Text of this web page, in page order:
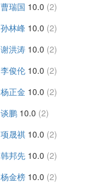
曹瑞国 10.0 (2)
孙林峰 10.0 (2)
谢洪涛 10.0 (2)
李俊伦 10.0 (2)
杨正金 10.0 (2)
谈鹏 10.0 (2)
项晟祺 10.0 (2)
韩邦先 10.0 (2)
杨金榜 10.0 (2)